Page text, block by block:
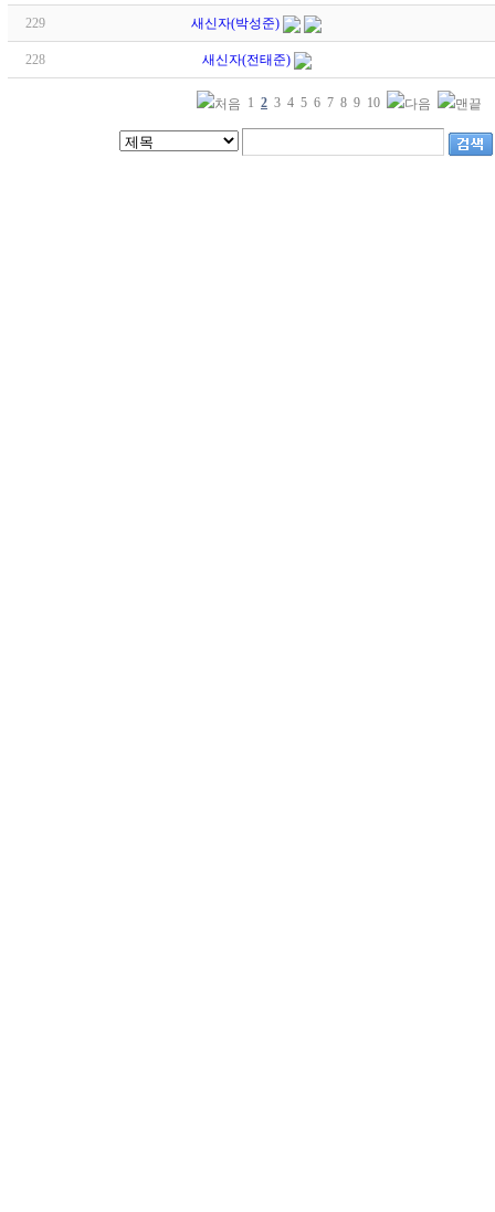
229 새신자(박성준)
228 새신자(전태준)
1 2 3 4 5 6 7 8 9 10